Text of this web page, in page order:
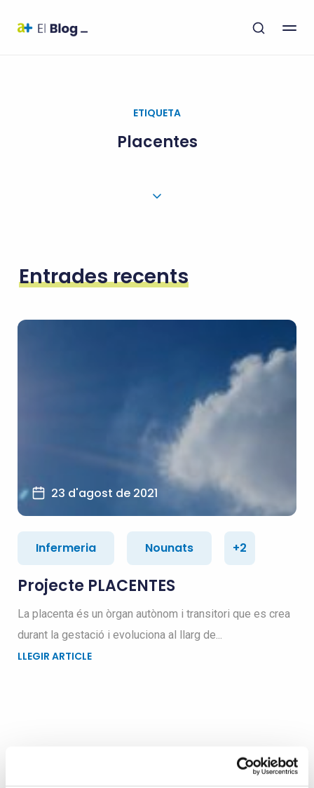
ETIQUETA
Placentes
Entrades recents
23 d'agost de 2021
Infermeria Nounats +2
Projecte PLACENTES
La placenta és un òrgan autònom i transitori que es crea
durant la gestació i evoluciona al llarg de...
LLEGIR ARTICLE